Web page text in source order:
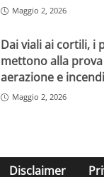
Maggio 2, 2026
Dai viali ai cortili, i
mettono alla
aerazione e incendi
Maggio 2, 2026
Disclaimer